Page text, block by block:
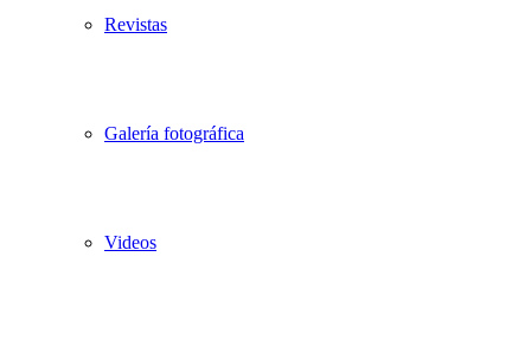
Revistas
Galería fotográfica
Videos